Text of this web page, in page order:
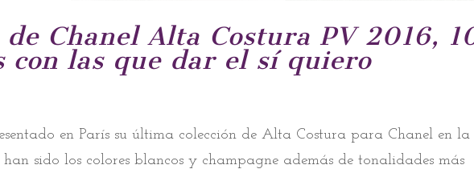
de Chanel Alta Costura PV 2016,
con las que dar el sí quiero
en París su última colección de Alta Costura para Chanel en la
sido los colores blancos y champagne además de tonalidades más